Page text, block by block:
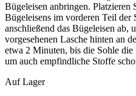
Bügeleisen anbringen. Platzieren
Bügeleisens im vorderen Teil der
anschließend das Bügeleisen ab,
vorgesehenen Lasche hinten an
etwa 2 Minuten, bis die Sohle
um auch empfindliche Stoffe
Auf Lager